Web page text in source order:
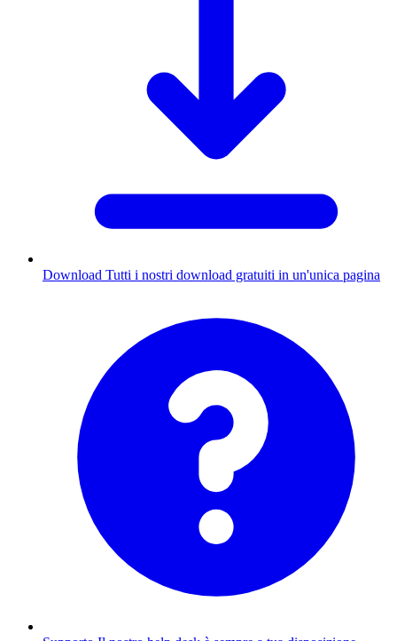
Download Tutti i nostri download gratuiti in un'unica pagina